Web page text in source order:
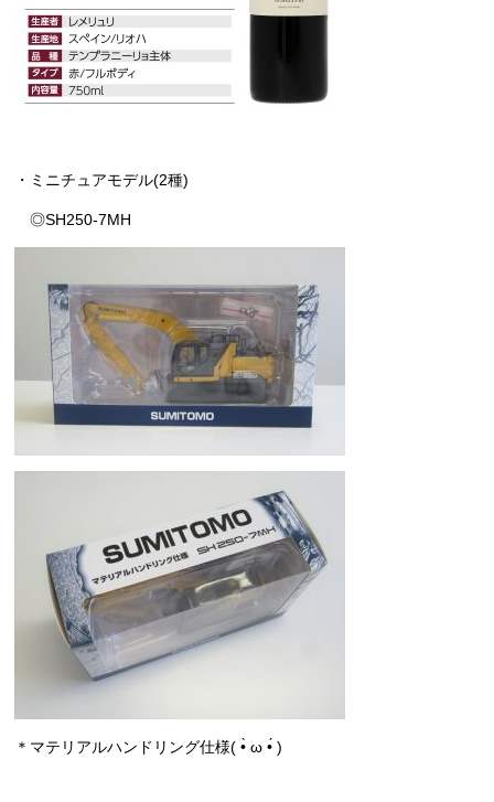
・ミニチュアモデル(2種)
◎SH250-7MH
＊マテリアルハンドリング仕様( •̀ ω •́ )